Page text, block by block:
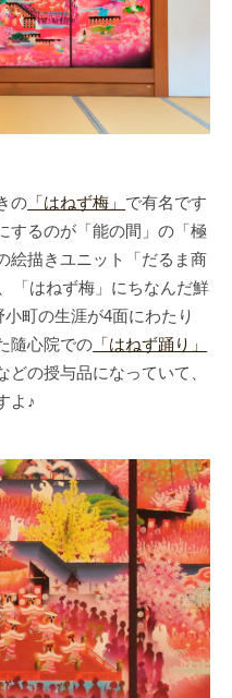
の 「はねず梅」 で有名です
するのが「能の間」の「極
絵描きユニット「だるま商
「はねず梅」にちなんだ鮮
町の生涯が4面にわたり
隨心院での 「はねず踊り」
の授与品になっていて、
よ♪